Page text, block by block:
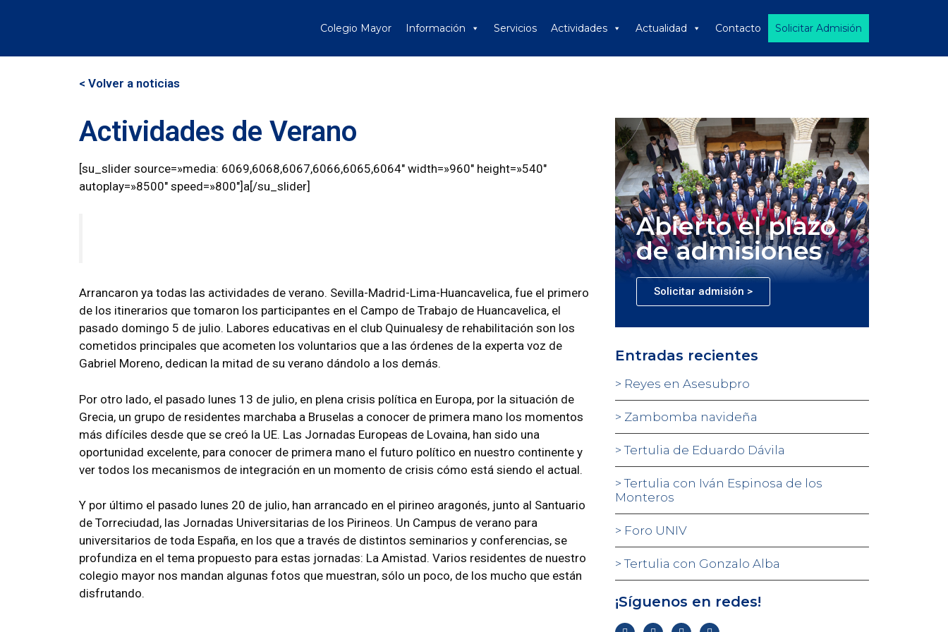
Colegio Mayor Información Servicios Actividades Actualidad Contacto Solicitar Admisión
< Volver a noticias
Actividades de Verano
[su_slider source=»media: 6069,6068,6067,6066,6065,6064″ width=»960″ height=»540″
autoplay=»8500″ speed=»800″]a[/su_slider]
Arrancaron ya todas las actividades de verano. Sevilla-Madrid-Lima-Huancavelica, fue el primero
de los itinerarios que tomaron los participantes en el Campo de Trabajo de Huancavelica, el
pasado domingo 5 de julio. Labores educativas en el club Quinualesy de rehabilitación son los
cometidos principales que acometen los voluntarios que a las órdenes de la experta voz de
Gabriel Moreno, dedican la mitad de su verano dándolo a los demás.
Por otro lado, el pasado lunes 13 de julio, en plena crisis política en Europa, por la situación de
Grecia, un grupo de residentes marchaba a Bruselas a conocer de primera mano los momentos
más difíciles desde que se creó la UE. Las Jornadas Europeas de Lovaina, han sido una
oportunidad excelente, para conocer de primera mano el futuro político en nuestro continente y
ver todos los mecanismos de integración en un momento de crisis cómo está siendo el actual.
Y por último el pasado lunes 20 de julio, han arrancado en el pirineo aragonés, junto al Santuario
de Torreciudad, las Jornadas Universitarias de los Pirineos. Un Campus de verano para
universitarios de toda España, en los que a través de distintos seminarios y conferencias, se
profundiza en el tema propuesto para estas jornadas: La Amistad. Varios residentes de nuestro
colegio mayor nos mandan algunas fotos que muestran, sólo un poco, de los mucho que están
disfrutando.
Abierto el plazo
de admisiones
Solicitar admisión >
Entradas recientes
Reyes en Asesubpro
Zambomba navideña
Tertulia de Eduardo Dávila
Tertulia con Iván Espinosa de los
Monteros
Foro UNIV
Tertulia con Gonzalo Alba
¡Síguenos en redes!